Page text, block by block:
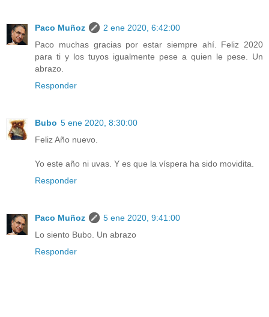
Paco Muñoz
2 ene 2020, 6:42:00
Paco muchas gracias por estar siempre ahí. Feliz 2020
para ti y los tuyos igualmente pese a quien le pese. Un
abrazo.
Responder
Bubo 5 ene 2020, 8:30:00
Feliz Año nuevo.
Yo este año ni uvas. Y es que la víspera ha sido movidita.
Responder
Paco Muñoz
5 ene 2020, 9:41:00
Lo siento Bubo. Un abrazo
Responder